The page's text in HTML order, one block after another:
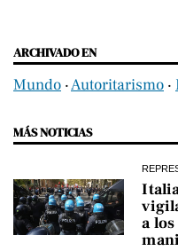
ARCHIVADO EN
Mundo ‧Autoritarismo ‧
MÁS NOTICIAS
a